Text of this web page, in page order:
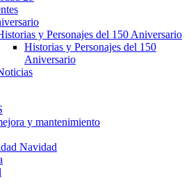
y Personajes del 150 Aniversario
Historias y Personajes del 150
Aniversario
y mantenimiento
Navidad